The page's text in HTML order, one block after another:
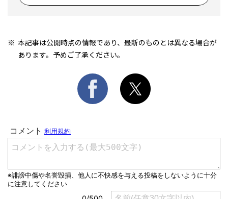
本記事は公開時点の情報であり、最新のものとは異なる場合が
あります。予めご了承ください。